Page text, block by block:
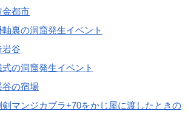
金都市
裏の洞窟発生イベント
岩谷
の洞窟発生イベント
谷の宿場
剣マンジカブラ+70をかじ屋に渡したときの